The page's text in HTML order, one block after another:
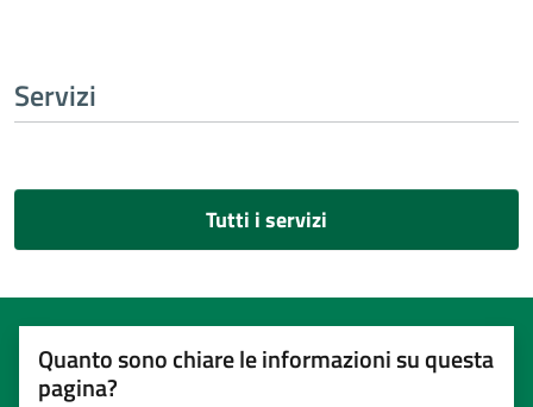
Servizi
Tutti i servizi
Quanto sono chiare le informazioni su questa
pagina?